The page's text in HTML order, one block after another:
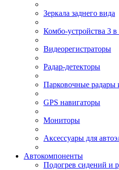
Зеркала заднего вида
Комбо-устройства 3 в
Видеорегистраторы
Радар-детекторы
Парковочные радары
GPS навигаторы
Мониторы
Аксессуары для
Автокомпоненты
Подогрев сидений и